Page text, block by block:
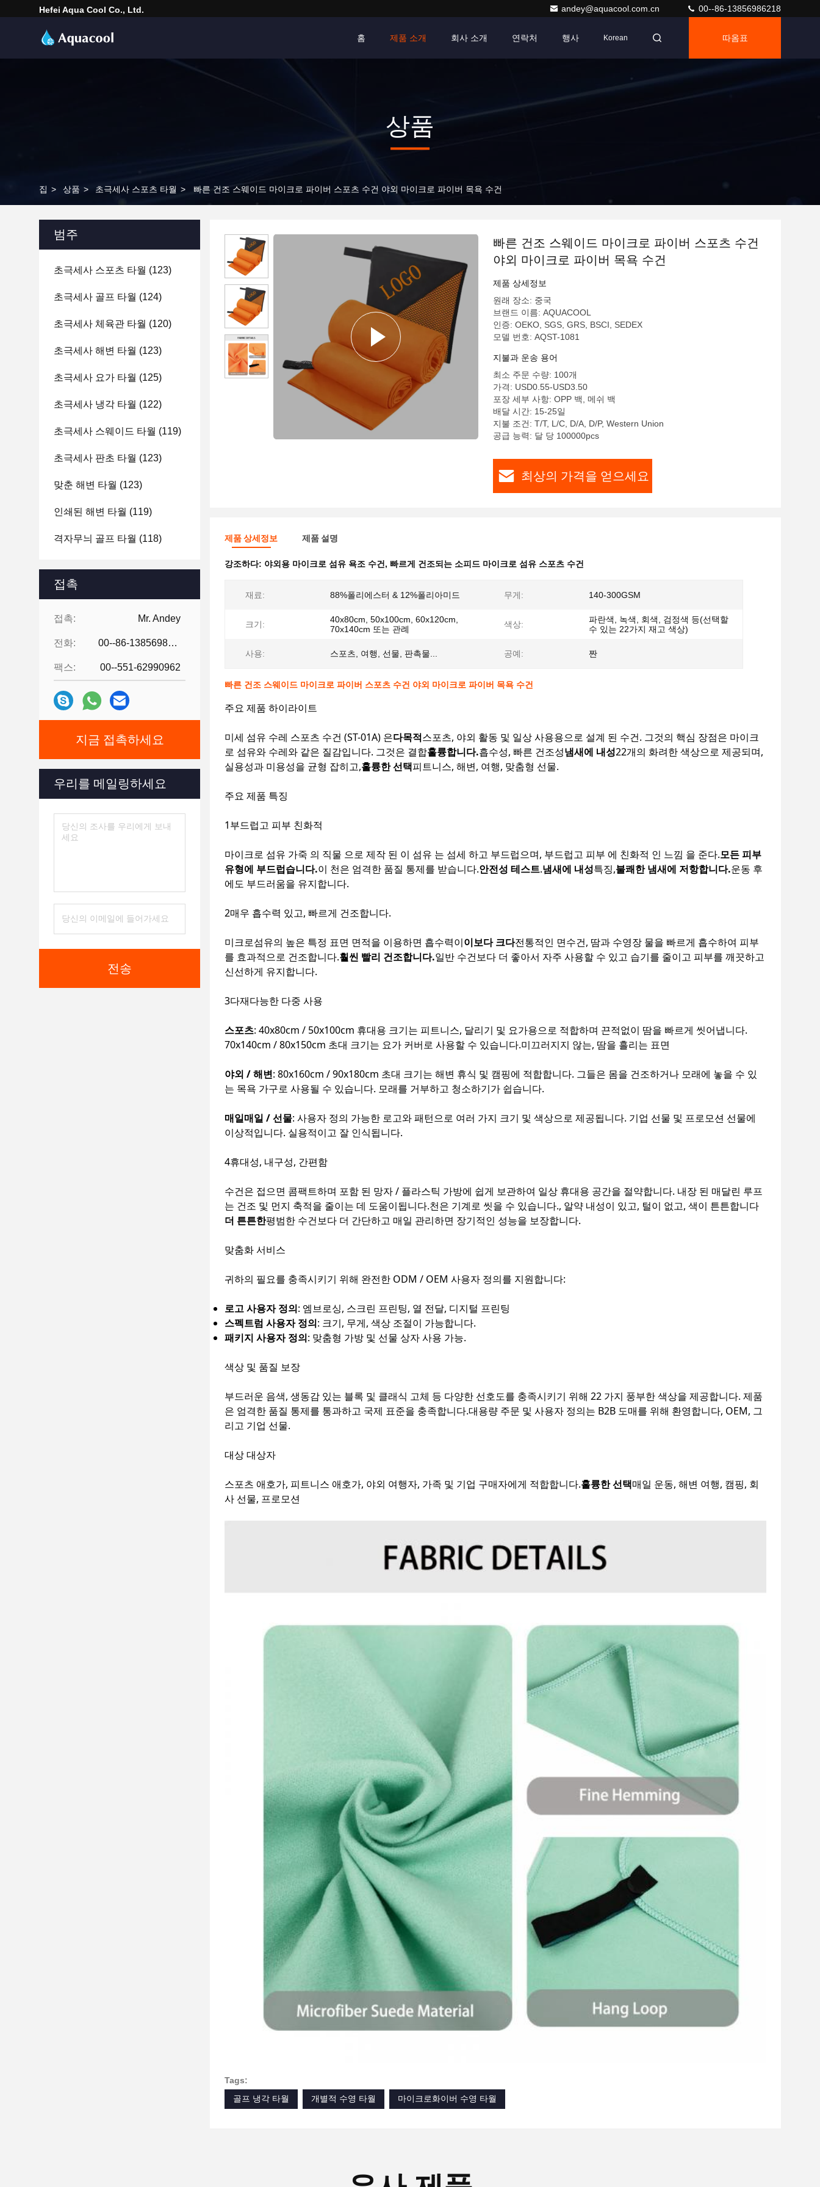
Hefei Aqua Cool Co., Ltd. andey@aquacool.com.cn 00--86-13856986218
홈 제품 소개 회사 소개 연락처 행사 Korean 따옴표
상품
집 > 상품 > 초극세사 스포츠 타월 > 빠른 건조 스웨이드 마이크로 파이버 스포츠 수건 야외 마이크로 파이버 목욕 수건
범주
초극세사 스포츠 타월 (123)
초극세사 골프 타월 (124)
초극세사 체육관 타월 (120)
초극세사 해변 타월 (123)
초극세사 요가 타월 (125)
초극세사 냉각 타월 (122)
초극세사 스웨이드 타월 (119)
초극세사 판초 타월 (123)
맞춘 해변 타월 (123)
인쇄된 해변 타월 (119)
격자무늬 골프 타월 (118)
접촉
접촉: Mr. Andey
전화: 00--86-13856986218
팩스: 00--551-62990962
지금 접촉하세요
우리를 메일링하세요
전송
빠른 건조 스웨이드 마이크로 파이버 스포츠 수건
야외 마이크로 파이버 목욕 수건
제품 상세정보
원래 장소: 중국
브랜드 이름: AQUACOOL
인증: OEKO, SGS, GRS, BSCI, SEDEX
모델 번호: AQST-1081
지불과 운송 용어
최소 주문 수량: 100개
가격: USD0.55-USD3.50
포장 세부 사항: OPP 백, 메쉬 백
배달 시간: 15-25일
지불 조건: T/T, L/C, D/A, D/P, Western Union
공급 능력: 달 당 100000pcs
최상의 가격을 얻으세요
제품 상세정보 제품 설명
강조하다: 야외용 마이크로 섬유 욕조 수건 , 빠르게 건조되는 소피드 마이크로 섬유 스포츠 수건
재료: 88%폴리에스터 & 12%폴리아미드 무게: 140-300GSM
크기:
40x80cm, 50x100cm, 60x120cm,
70x140cm 또는 관례
색상:
파란색, 녹색, 회색, 검정색 등(선택할
수 있는 22가지 재고 색상)
사용: 스포츠, 여행, 선물, 판촉물... 공예: 짠
빠른 건조 스웨이드 마이크로 파이버 스포츠 수건 야외 마이크로 파이버 목욕 수건
주요 제품 하이라이트
미세 섬유 수레 스포츠 수건 (ST-01A) 은다목적스포츠, 야외 활동 및 일상 사용용으로 설계 된 수건. 그것의 핵심 장점은 마이크
로 섬유와 수레와 같은 질감입니다. 그것은 결합훌륭합니다.흡수성, 빠른 건조성냄새에 내성22개의 화려한 색상으로 제공되며,
실용성과 미용성을 균형 잡히고,훌륭한 선택피트니스, 해변, 여행, 맞춤형 선물.
주요 제품 특징
1부드럽고 피부 친화적
마이크로 섬유 가죽 의 직물 으로 제작 된 이 섬유 는 섬세 하고 부드럽으며, 부드럽고 피부 에 친화적 인 느낌 을 준다.모든 피부
유형에 부드럽습니다.이 천은 엄격한 품질 통제를 받습니다.안전성 테스트.냄새에 내성특징,불쾌한 냄새에 저항합니다.운동 후
에도 부드러움을 유지합니다.
2매우 흡수력 있고, 빠르게 건조합니다.
미크로섬유의 높은 특정 표면 면적을 이용하면 흡수력이이보다 크다전통적인 면수건, 땀과 수영장 물을 빠르게 흡수하여 피부
를 효과적으로 건조합니다.훨씬 빨리 건조합니다.일반 수건보다 더 좋아서 자주 사용할 수 있고 습기를 줄이고 피부를 깨끗하고
신선하게 유지합니다.
3다재다능한 다중 사용
스포츠: 40x80cm / 50x100cm 휴대용 크기는 피트니스, 달리기 및 요가용으로 적합하며 끈적없이 땀을 빠르게 씻어냅니다.
70x140cm / 80x150cm 초대 크기는 요가 커버로 사용할 수 있습니다.미끄러지지 않는, 땀을 흘리는 표면
야외 / 해변: 80x160cm / 90x180cm 초대 크기는 해변 휴식 및 캠핑에 적합합니다. 그들은 몸을 건조하거나 모래에 놓을 수 있
는 목욕 가구로 사용될 수 있습니다. 모래를 거부하고 청소하기가 쉽습니다.
매일매일 / 선물: 사용자 정의 가능한 로고와 패턴으로 여러 가지 크기 및 색상으로 제공됩니다. 기업 선물 및 프로모션 선물에
이상적입니다. 실용적이고 잘 인식됩니다.
4휴대성, 내구성, 간편함
수건은 접으면 콤팩트하며 포함 된 망자 / 플라스틱 가방에 쉽게 보관하여 일상 휴대용 공간을 절약합니다. 내장 된 매달린 루프
는 건조 및 먼지 축적을 줄이는 데 도움이됩니다.천은 기계로 씻을 수 있습니다., 알약 내성이 있고, 털이 없고, 색이 튼튼합니다
더 튼튼한평범한 수건보다 더 간단하고 매일 관리하면 장기적인 성능을 보장합니다.
맞춤화 서비스
귀하의 필요를 충족시키기 위해 완전한 ODM / OEM 사용자 정의를 지원합니다:
로고 사용자 정의: 엠브로싱, 스크린 프린팅, 열 전달, 디지털 프린팅
스펙트럼 사용자 정의: 크기, 무게, 색상 조절이 가능합니다.
패키지 사용자 정의: 맞춤형 가방 및 선물 상자 사용 가능.
색상 및 품질 보장
부드러운 음색, 생동감 있는 블록 및 클래식 고체 등 다양한 선호도를 충족시키기 위해 22 가지 풍부한 색상을 제공합니다. 제품
은 엄격한 품질 통제를 통과하고 국제 표준을 충족합니다.대용량 주문 및 사용자 정의는 B2B 도매를 위해 환영합니다, OEM, 그
리고 기업 선물.
대상 대상자
스포츠 애호가, 피트니스 애호가, 야외 여행자, 가족 및 기업 구매자에게 적합합니다.훌륭한 선택매일 운동, 해변 여행, 캠핑, 회
사 선물, 프로모션
Tags:
골프 냉각 타월
개별적 수영 타월 마이크로화이버 수영 타월